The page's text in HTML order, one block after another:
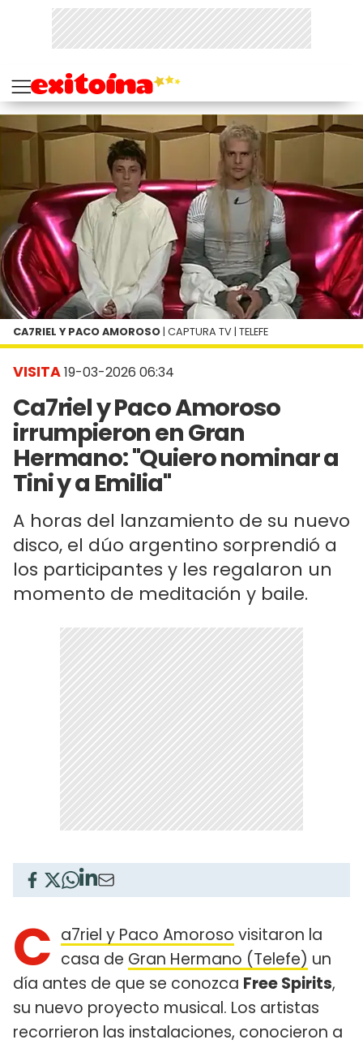
VISITA19-03-2026 06:34
Ca7riel y Paco Amoroso
irrumpieron en Gran
Hermano: "Quiero nominar a
Tini y a Emilia"
A horas del lanzamiento de su nuevo
disco, el dúo argentino sorprendió a
los participantes y les regalaron un
momento de meditación y baile.
CA7RIEL Y PACO AMOROSO | CAPTURA TV | TELEFE
C a7riel y Paco Amoroso visitaron la
casa de Gran Hermano (Telefe) un
día antes de que se conozca Free Spirits,
su nuevo proyecto musical. Los artistas
recorrieron las instalaciones, conocieron a